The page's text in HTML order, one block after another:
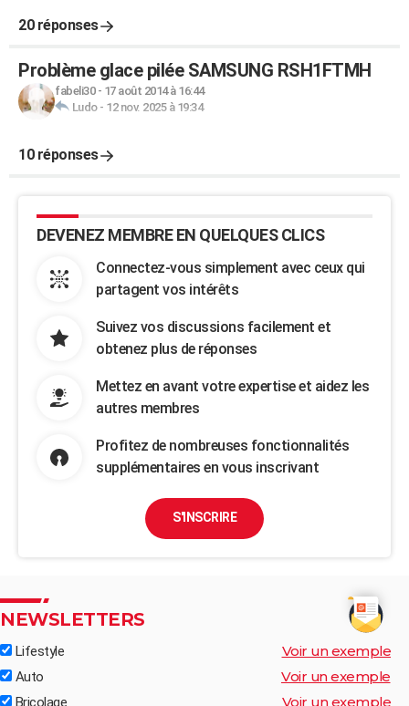
20 réponses
Problème glace pilée SAMSUNG RSH1FTMH
fabeli30- 17 août 2014 à 16:44
Ludo- 12 nov. 2025 à 19:34
10 réponses
DEVENEZ MEMBRE EN QUELQUES CLICS
Connectez-vous simplement avec ceux qui
partagent vos intérêts
Suivez vos discussions facilement et
obtenez plus de réponses
Mettez en avant votre expertise et aidez les
autres membres
Profitez de nombreuses fonctionnalités
supplémentaires en vous inscrivant
S'INSCRIRE
NEWSLETTERS
Lifestyle Voir un exemple
Auto Voir un exemple
Bricolage Voir un exemple